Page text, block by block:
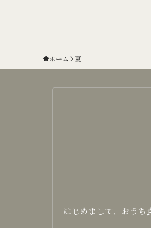
ホーム 夏
はじめまして、おうち